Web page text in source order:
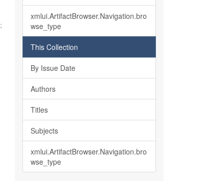
;
xmlui.ArtifactBrowser.Navigation.bro
wse_type
This Collection
By Issue Date
Authors
Titles
Subjects
xmlui.ArtifactBrowser.Navigation.bro
wse_type